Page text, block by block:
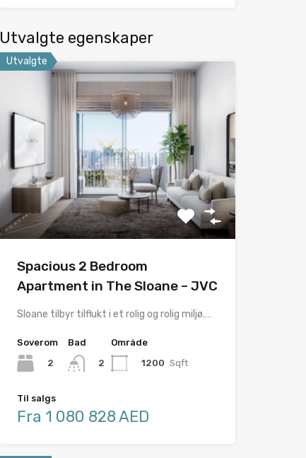
Utvalgte egenskaper
Utvalgte
Spacious 2 Bedroom
Apartment in The Sloane – JVC
Sloane tilbyr tilflukt i et rolig og rolig miljø.…
Soverom
2
Bad
2
Område
1200 Sqft
Til salgs
Fra 1 080 828 AED